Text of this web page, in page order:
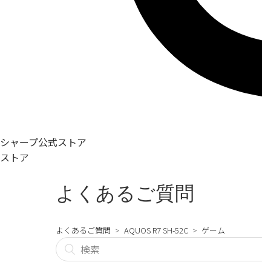
シャープ公式ストア
ストア
よくあるご質問
よくあるご質問 AQUOS R7 SH-52C ゲーム